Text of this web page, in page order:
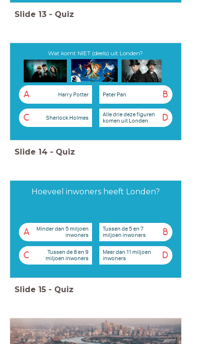
Slide 13 - Quiz
Wat komt NIET (deels) uit Londen?
A Harry Potter B
Peter Pan
C Sherlock Holmes D
Alle drie deze figuren
komen uit Londen
Slide 14 - Quiz
Hoeveel inwoners heeft Londen?
A
Minder dan 5 miljoen
inwoners
B
Tussen de 5 en 7
miljoen inwoners
C
Tussen de 8 en 9
miljoen inwoners
D
Meer dan 11 miljoen
inwoners
Slide 15 - Quiz